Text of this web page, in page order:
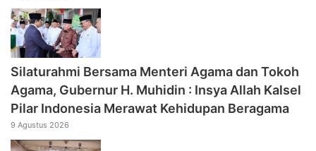
Silaturahmi Bersama Menteri Agama dan Tokoh
Agama, Gubernur H. Muhidin : Insya Allah Kalsel
Pilar Indonesia Merawat Kehidupan Beragama
9 Agustus 2026